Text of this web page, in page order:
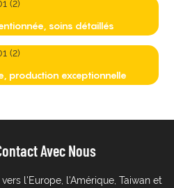
soins détaillés
production exceptionnelle
Avec Nous
l'Europe, l'Amérique, Taiwan et